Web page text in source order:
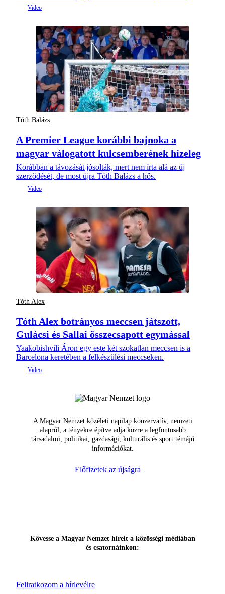
Tóth Balázs
A Premier League korábbi bajnoka a
magyar válogatott kulcsemberének hízeleg
Korábban a távozását jósolták, mert nem írta alá az új
szerződését, de most újra Tóth Balázs a hős.
Tóth Alex
Tóth Alex botrányos meccsen játszott,
Gulácsi és Sallai összecsapott egymással
Yaakobishvili Áron egy este két szokatlan meccsen is a
Barcelona keretében a felkészülési meccseken.
A Magyar Nemzet közéleti napilap konzervatív, nemzeti
alapról, a tényekre építve adja közre a legfontosabb
társadalmi, politikai, gazdasági, kulturális és sport témájú
információkat.
Előfizetek az újságra
Feliratkozom a hírlevélre
Kövesse a Magyar Nemzet híreit a közösségi médiában
és csatornáinkon: